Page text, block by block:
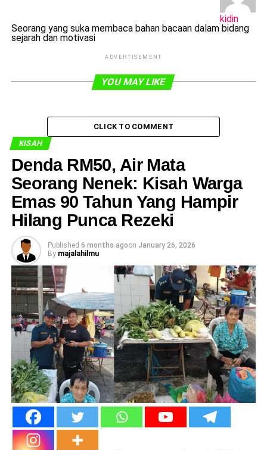
kidin
Seorang yang suka membaca bahan bacaan dalam bidang
sejarah dan motivasi
ADVERTISEMENT
YOU MAY LIKE
CLICK TO COMMENT
KISAH
Denda RM50, Air Mata
Seorang Nenek: Kisah Warga
Emas 90 Tahun Yang Hampir
Hilang Punca Rezeki
Published 6 months agoon January 26, 2026
By majalahilmu